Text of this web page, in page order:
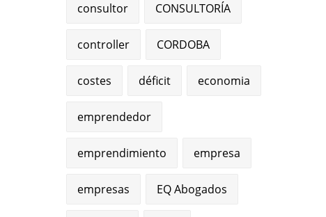
consultor CONSULTORÍA
controller CORDOBA
costes déficit economia
emprendedor
emprendimiento empresa
empresas EQ Abogados